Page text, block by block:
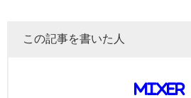
この記事を書いた人
mixer